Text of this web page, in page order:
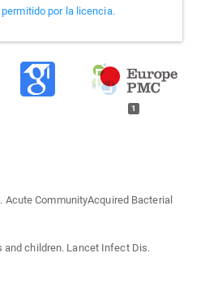
por la licencia.
1
Acute CommunityAcquired Bacterial
children. Lancet Infect Dis.